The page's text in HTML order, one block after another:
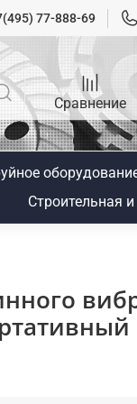
77-888-69
Сравнение
Строительная